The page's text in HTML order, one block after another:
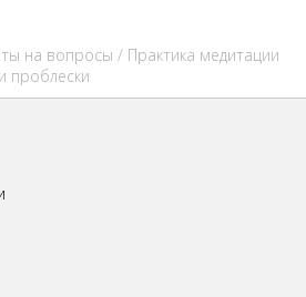
на вопросы / Практика медитации
проблески